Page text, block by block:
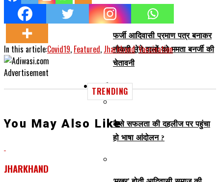
फर्जी आदिवासी प्रमाण पत्र बनाकर
नौकरी लेने वालों को ममता बनर्जी की
चेतावनी
Culture
कैसे सफलता की दहलीज पर पहुंचा
हो भाषा आंदोलन ?
In this article:Covid19, Featured, Jharkhand,Vaccination
Advertisement
TRENDING
You May Also Like
JHARKHAND